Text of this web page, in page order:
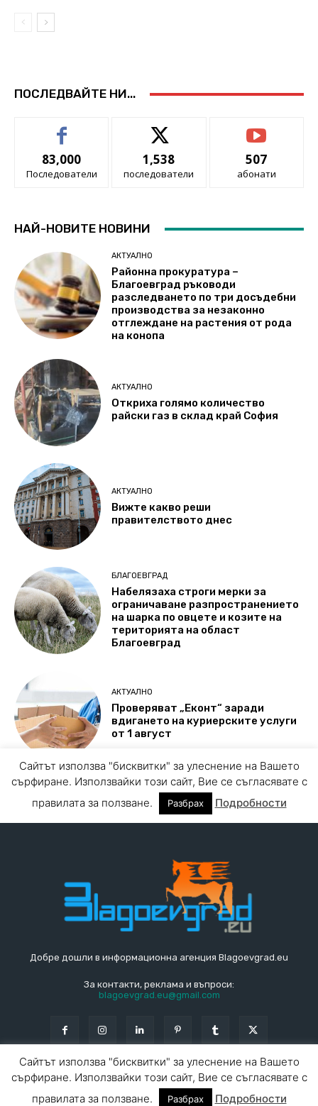
Добре дошли в информационна агенция Blagoevgrad.eu
За контакти, реклама и въпроси:
blagoevgrad.eu@gmail.com
Общи условия
Сайтът използва "бисквитки" за улеснение на Вашето
сърфиране. Използвайки този сайт, Вие се съгласявате с
правилата за ползване.
Разбрах Подробности